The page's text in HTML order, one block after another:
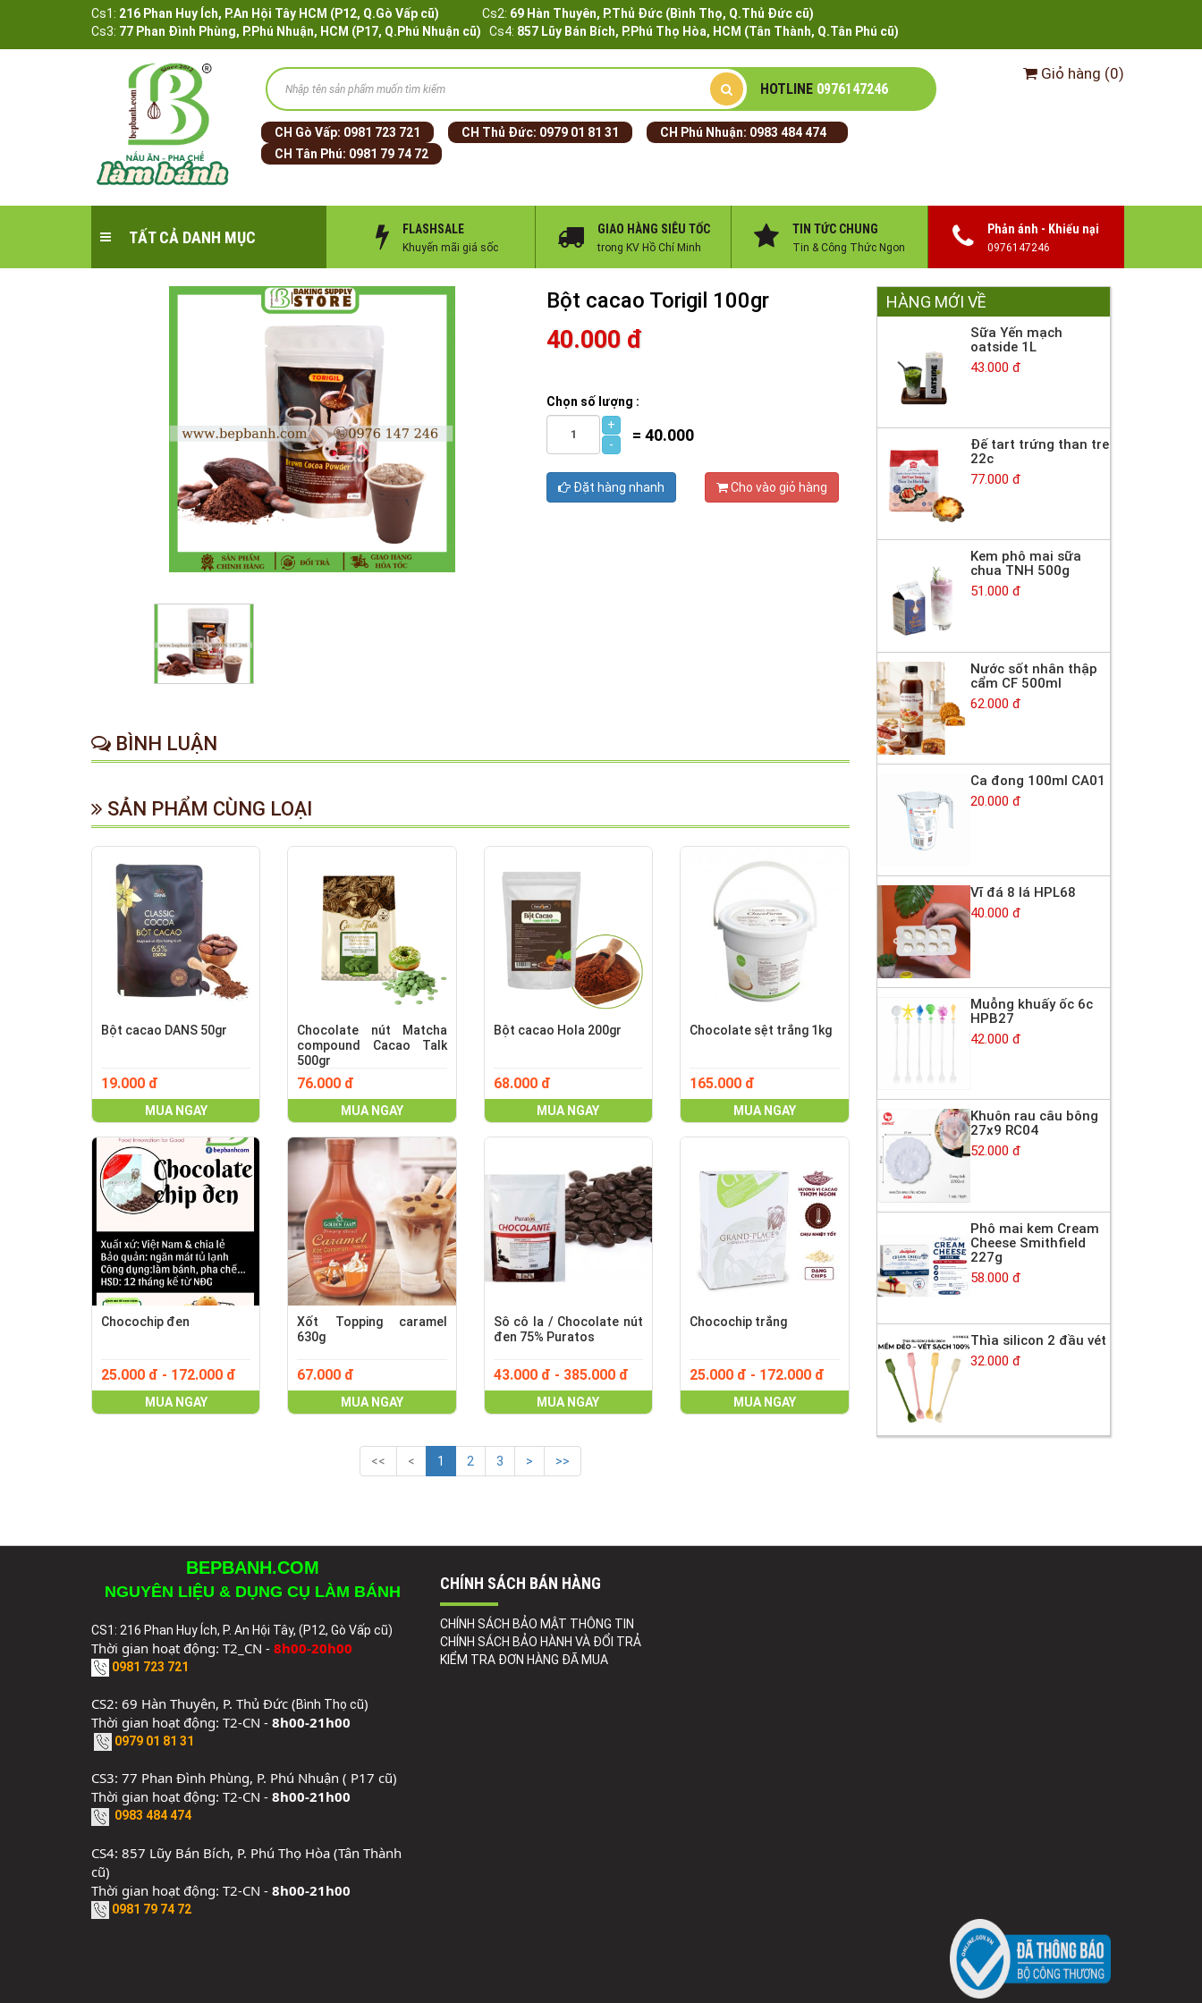
Cs1: 216 Phan Huy Ích, P.An Hội Tây HCM (P12, Q.Gò Vấp cũ) Cs2: 69 Hàn Thuyên, P.Thủ Đức (Bình Thọ, Q.Thủ Đức cũ)
Cs3: 77 Phan Đình Phùng, P.Phú Nhuận, HCM (P17, Q.Phú Nhuận cũ) Cs4: 857 Lũy Bán Bích, P.Phú Thọ Hòa, HCM (Tân Thành, Q.Tân Phú cũ)
HOTLINE 0976147246
CH Gò Vấp: 0981 723 721 CH Thủ Đức: 0979 01 81 31 CH Phú Nhuận: 0983 484 474
CH Tân Phú: 0981 79 74 72
Giỏ hàng (0)
TẤT CẢ DANH MỤC FLASHSALE
Khuyến mãi giá sốc
GIAO HÀNG SIÊU TỐC
trong KV Hồ Chí Minh
TIN TỨC CHUNG
Tin & Công Thức Ngon
Phản ánh - Khiếu nại
0976147246
Bột cacao Torigil 100gr
40.000 đ
Chọn số lượng :
+
-
=40.000
Đặt hàng nhanh Cho vào giỏ hàng
BÌNH LUẬN
SẢN PHẨM CÙNG LOẠI
Bột cacao DANS 50gr
19.000 đ
MUA NGAY
Chocolate nút Matcha
compound Cacao Talk
500gr
76.000 đ
MUA NGAY
Bột cacao Hola 200gr
68.000 đ
MUA NGAY
Chocolate sệt trắng 1kg
165.000 đ
MUA NGAY
Chocochip đen
25.000 đ - 172.000 đ
MUA NGAY
Xốt Topping caramel
630g
67.000 đ
MUA NGAY
Sô cô la / Chocolate nút
đen 75% Puratos
43.000 đ - 385.000 đ
MUA NGAY
Chocochip trắng
25.000 đ - 172.000 đ
MUA NGAY
<< < 1 2 3 > >>
HÀNG MỚI VỀ
Sữa Yến mạch
oatside 1L
43.000 đ
Đế tart trứng than tre
22c
77.000 đ
Kem phô mai sữa
chua TNH 500g
51.000 đ
Nước sốt nhân thập
cẩm CF 500ml
62.000 đ
Ca đong 100ml CA01
20.000 đ
Vĩ đá 8 lá HPL68
40.000 đ
Muỗng khuấy ốc 6c
HPB27
42.000 đ
Khuôn rau câu bông
27x9 RC04
52.000 đ
Phô mai kem Cream
Cheese Smithfield
227g
58.000 đ
Thìa silicon 2 đầu vét
32.000 đ
BEPBANH.COM
NGUYÊN LIỆU & DỤNG CỤ LÀM BÁNH
CS1: 216 Phan Huy Ích, P. An Hội Tây, (P12, Gò Vấp cũ)
Thời gian hoạt động: T2_CN - 8h00-20h00
0981 723 721
CS2: 69 Hàn Thuyên, P. Thủ Đức (Bình Thọ cũ)
Thời gian hoạt động: T2-CN - 8h00-21h00
0979 01 81 31
CS3: 77 Phan Đình Phùng, P. Phú Nhuận ( P17 cũ)
Thời gian hoạt động: T2-CN - 8h00-21h00
0983 484 474
CS4: 857 Lũy Bán Bích, P. Phú Thọ Hòa (Tân Thành
cũ)
Thời gian hoạt động: T2-CN - 8h00-21h00
0981 79 74 72
CHÍNH SÁCH BÁN HÀNG
CHÍNH SÁCH BẢO MẬT THÔNG TIN
CHÍNH SÁCH BẢO HÀNH VÀ ĐỔI TRẢ
KIỂM TRA ĐƠN HÀNG ĐÃ MUA